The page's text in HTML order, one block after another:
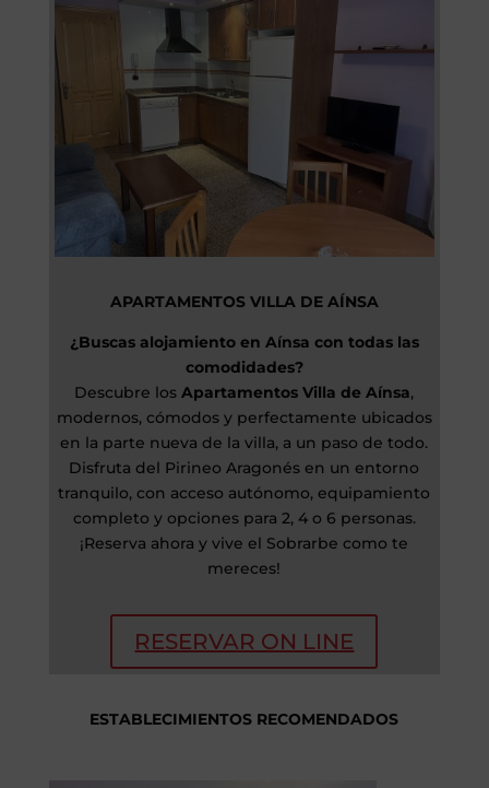
APARTAMENTOS VILLA DE AÍNSA
¿Buscas alojamiento en Aínsa con todas las
comodidades?
Descubre losApartamentos Villa de Aínsa,
modernos, cómodos y perfectamente ubicados
en la parte nueva de la villa, a un paso de todo.
Disfruta del Pirineo Aragonés en un entorno
tranquilo, con acceso autónomo, equipamiento
completo y opciones para 2, 4 o 6 personas.
¡Reserva ahora y vive el Sobrarbe como te
mereces!
RESERVAR ON LINE
ESTABLECIMIENTOS RECOMENDADOS